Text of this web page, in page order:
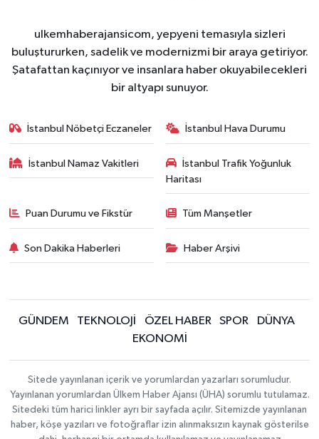
ulkemhaberajansicom, yepyeni temasıyla sizleri
buluştururken, sadelik ve modernizmi bir araya getiriyor.
Şatafattan kaçınıyor ve insanlara haber okuyabilecekleri
bir altyapı sunuyor.
İstanbul Nöbetçi Eczaneler İstanbul Hava Durumu
İstanbul Namaz Vakitleri
İstanbul Trafik Yoğunluk
Haritası
Puan Durumu ve Fikstür Tüm Manşetler
Son Dakika Haberleri Haber Arşivi
GÜNDEM TEKNOLOJİ ÖZEL HABER SPOR
DÜNYA
EKONOMİ
Sitede yayınlanan içerik ve yorumlardan yazarları sorumludur.
Yayınlanan yorumlardan Ülkem Haber Ajansı (ÜHA) sorumlu tutulamaz.
Sitedeki tüm harici linkler ayrı bir sayfada açılır. Sitemizde yayınlanan
haber, köşe yazıları ve fotoğraflar izin alınmaksızın kaynak gösterilse